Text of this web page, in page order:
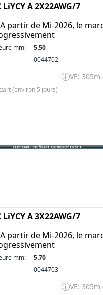
A 2X22AWG/7
partir de Mi-2026, le
mm:
5.50
0044702
VE:
(environ 5 jours)
A 3X22AWG/7
partir de Mi-2026, le
mm:
5.70
0044703
VE: